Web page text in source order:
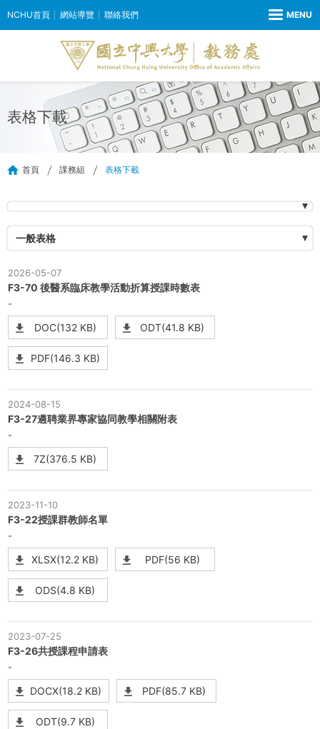
NCHU首頁 網站導覽 聯絡我們
表格下載
首頁 課務組 表格下載
一般表格
2026-05-07
F3-70 後醫系臨床教學活動折算授課時數表
-
DOC(132 KB) ODT(41.8 KB)
PDF(146.3 KB)
2024-08-15
F3-27遴聘業界專家協同教學相關附表
-
7Z(376.5 KB)
2023-11-10
F3-22授課群教師名單
-
XLSX(12.2 KB) PDF(56 KB)
ODS(4.8 KB)
2023-07-25
F3-26共授課程申請表
-
DOCX(18.2 KB) PDF(85.7 KB)
ODT(9.7 KB)